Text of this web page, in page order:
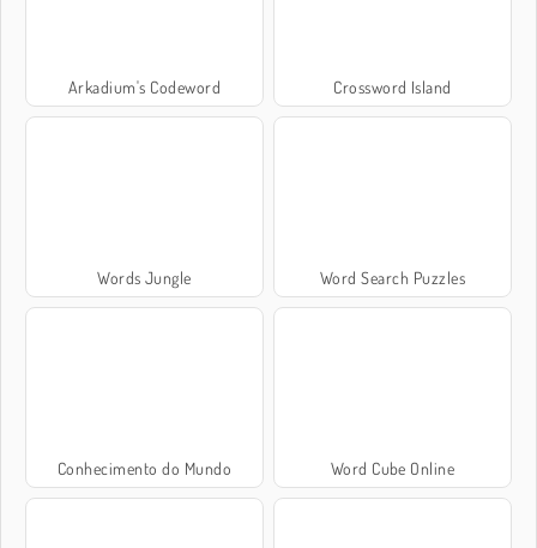
Arkadium's Codeword Crossword Island
Words Jungle Word Search Puzzles
Conhecimento do Mundo Word Cube Online